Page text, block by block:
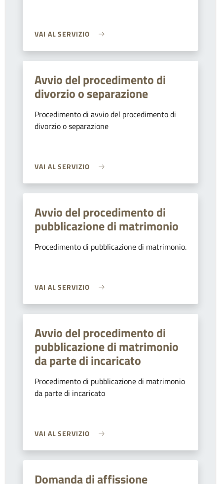
VAI AL SERVIZIO
Avvio del procedimento di
divorzio o separazione
Procedimento di avvio del procedimento di
divorzio o separazione
VAI AL SERVIZIO
Avvio del procedimento di
pubblicazione di matrimonio
Procedimento di pubblicazione di matrimonio.
VAI AL SERVIZIO
Avvio del procedimento di
pubblicazione di matrimonio
da parte di incaricato
Procedimento di pubblicazione di matrimonio
da parte di incaricato
VAI AL SERVIZIO
Domanda di affissione